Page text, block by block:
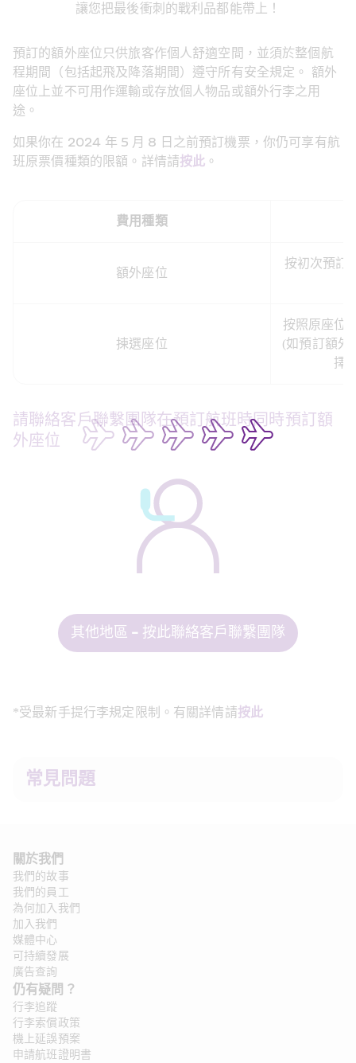
讓您把最後衝刺的戰利品都能帶上！
預訂的額外座位只供旅客作個人舒適空間，並須於整個航
程期間（包括起飛及降落期間）遵守所有安全規定。 額外
座位上並不可用作運輸或存放個人物品或額外行李之用
途。
如果你在 2024 年 5 月 8 日之前預訂機票，你仍可享有航
班原票價種類的限額。詳情請按此 。
費用種類
額外座位
按初次預訂
揀選座位
按照原座位
(如預訂額外
擇
請聯絡客戶聯繫團隊在預訂航班時同時預訂額
外座位
其他地區 - 按此聯絡客戶聯繫團隊
*受最新手提行李規定限制。有關詳情請按此
常見問題
關於我們
我們的故事
我們的員工
為何加入我們
加入我們
媒體中心
可持續發展
廣告查詢
仍有疑問？
行李追蹤
行李索償政策
機上延誤預案
申請航班證明書